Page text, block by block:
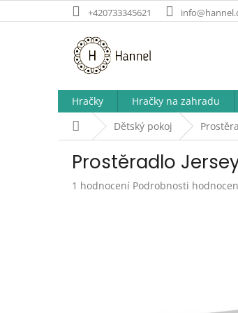
na
+420733345621
Hračky Hračky na zahradu
Domů Dětský pokoj
Prostěradlo
Průměrné
1 hodnocení Podrobnosti